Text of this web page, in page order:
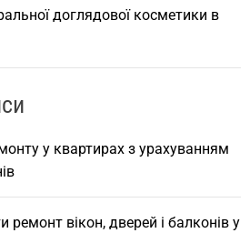
доглядової косметики в
у квартирах з урахуванням
ремонт вікон, дверей і балконів у